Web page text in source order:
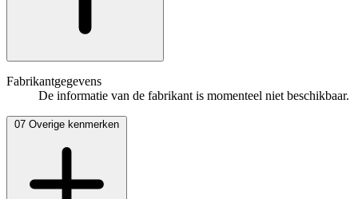
Fabrikantgegevens
De informatie van de fabrikant is momenteel niet beschikbaar.
07 Overige kenmerken